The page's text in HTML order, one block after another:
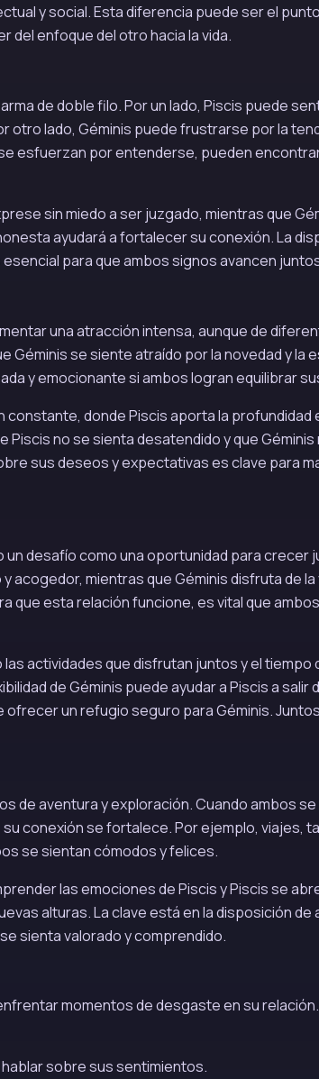
y social. Esta diferencia puede ser el
del enfoque del otro hacia la vida.
de doble filo. Por un lado, Piscis puede
otro lado, Géminis puede frustrarse por la
esfuerzan por entenderse, pueden
sin miedo a ser juzgado, mientras que
ayudará a fortalecer su conexión. La
para que ambos signos avancen
una atracción intensa, aunque de
Géminis se siente atraído por la novedad y la
y emocionante si ambos logran equilibrar
donde Piscis aporta la profundidad
Piscis no se sienta desatendido y que
sus deseos y expectativas es clave para
desafío como una oportunidad para crecer
mientras que Géminis disfruta de la
que esta relación funcione, es vital que
actividades que disfrutan juntos y el tiempo
de Géminis puede ayudar a Piscis a salir
un refugio seguro para Géminis.
de aventura y exploración. Cuando ambos
conexión se fortalece. Por ejemplo, viajes,
se sientan cómodos y felices.
las emociones de Piscis y Piscis se
alturas. La clave está en la disposición
sienta valorado y comprendido.
momentos de desgaste en su
sobre sus sentimientos.